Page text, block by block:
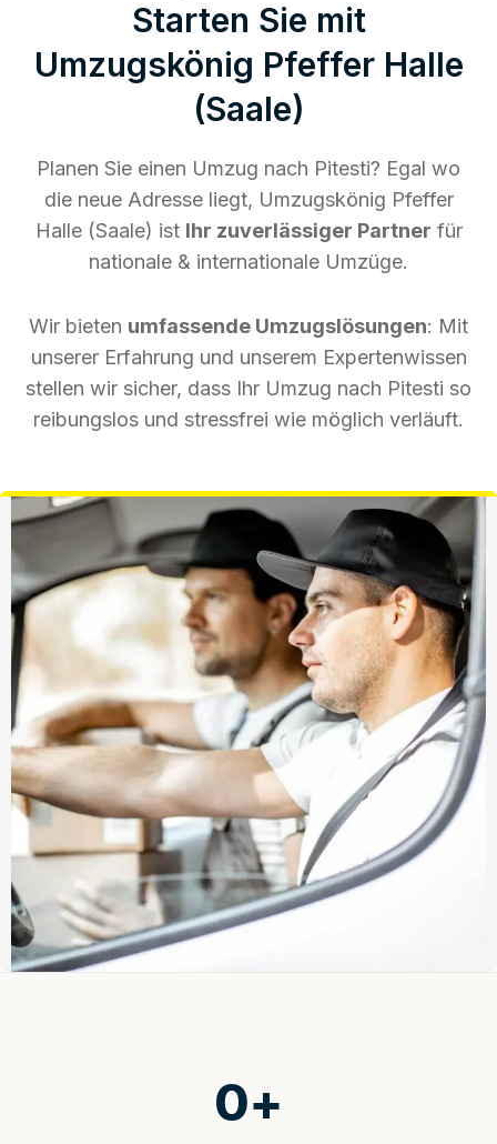
Starten Sie mit
Umzugskönig Pfeffer Halle
(Saale)
Planen Sie einen Umzug nach Pitesti? Egal wo
die neue Adresse liegt, Umzugskönig Pfeffer
Halle (Saale) ist Ihr zuverlässiger Partner für
nationale & internationale Umzüge.
Wir bieten umfassende Umzugslösungen: Mit
unserer Erfahrung und unserem Expertenwissen
stellen wir sicher, dass Ihr Umzug nach Pitesti so
reibungslos und stressfrei wie möglich verläuft.
0+